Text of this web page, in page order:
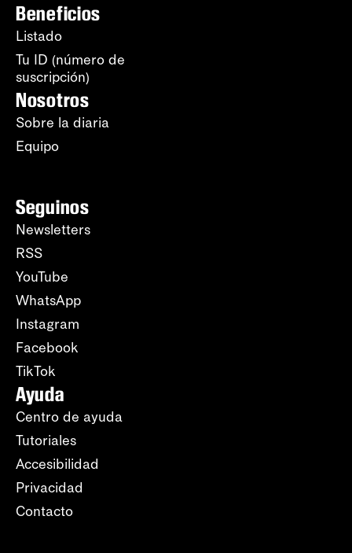
Beneficios
Listado
Tu ID (número de
suscripción)
Nosotros
Sobre la diaria
Equipo
Seguinos
Newsletters
RSS
YouTube
WhatsApp
Instagram
Facebook
TikTok
Ayuda
Centro de ayuda
Tutoriales
Accesibilidad
Privacidad
Contacto